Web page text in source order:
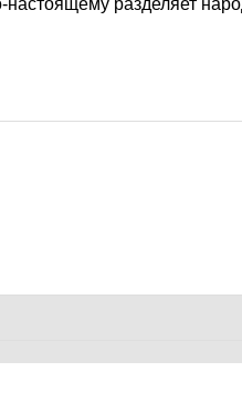
настоящему разделяет